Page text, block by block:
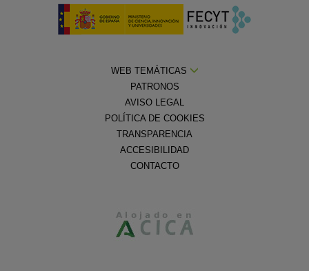
WEB TEMÁTICAS
PATRONOS
AVISO LEGAL
POLÍTICA DE COOKIES
TRANSPARENCIA
ACCESIBILIDAD
CONTACTO